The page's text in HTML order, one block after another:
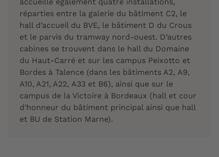
réparties entre la galerie du bâtiment C2, le
hall d’accueil du BVE, le bâtiment D du Crous
et le parvis du tramway nord-ouest. D’autres
cabines se trouvent dans le hall du Domaine
du Haut-Carré et sur les campus Peixotto et
Bordes à Talence (dans les bâtiments A2, A9,
A10, A21, A22, A33 et B6), ainsi que sur le
campus de la Victoire à Bordeaux (hall et cour
d’honneur du bâtiment principal ainsi que hall
et BU de Station Marne).